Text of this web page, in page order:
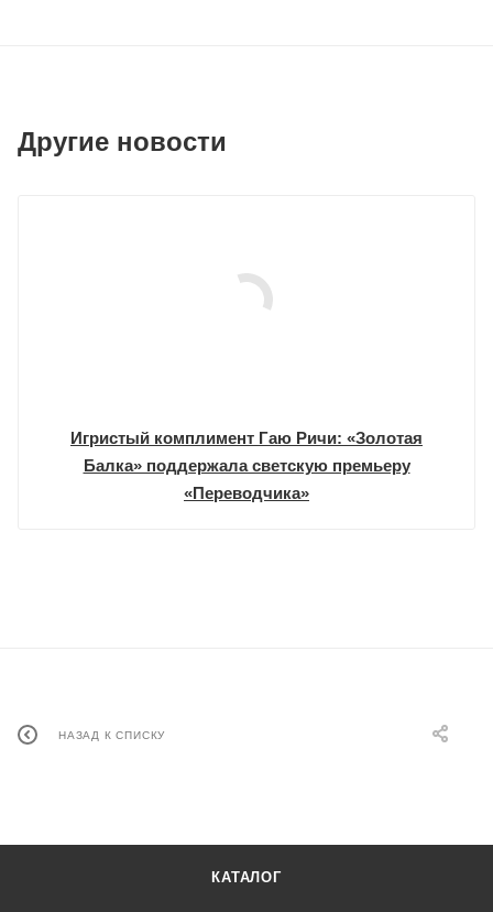
Другие новости
Игристый комплимент Гаю Ричи: «Золотая
Балка» поддержала светскую премьеру
«Переводчика»
НАЗАД К СПИСКУ
КАТАЛОГ